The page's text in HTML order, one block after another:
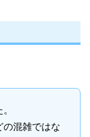
の混雑ではな